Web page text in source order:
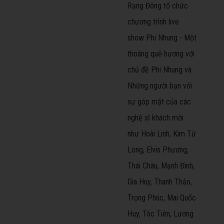
Rạng Đông tổ chức
chương trình live
show Phi Nhung - Một
thoáng quê hương với
chủ đề Phi Nhung và
Những người bạn với
sự góp mặt của các
nghệ sĩ khách mời
như Hoài Linh, Kim Tử
Long, Elvis Phương,
Thái Châu, Mạnh Đình,
Gia Huy, Thanh Thảo,
Trọng Phúc, Mai Quốc
Huy, Tóc Tiên, Lương